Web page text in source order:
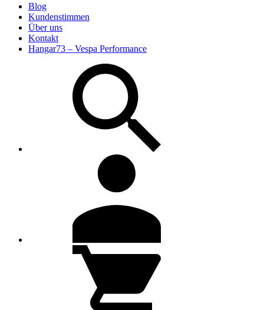
Blog
Kundenstimmen
Über uns
Kontakt
Hangar73 – Vespa Performance